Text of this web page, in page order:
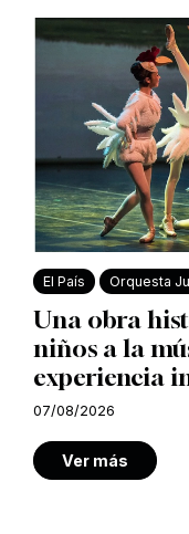
El País Orquesta
Una obra
niños a la
experiencia
07/08/2026
Ver más